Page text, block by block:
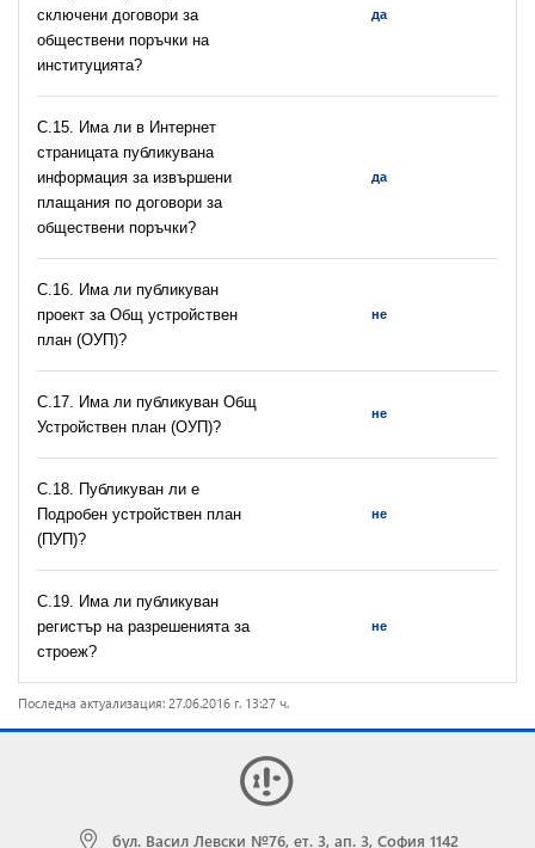
сключени договори за
обществени поръчки на
институцията?
да
С.15. Има ли в Интернет
страницата публикувана
информация за извършени
плащания по договори за
обществени поръчки?
да
С.16. Има ли публикуван
проект за Общ устройствен
план (ОУП)?
не
С.17. Има ли публикуван Общ
Устройствен план (ОУП)?
не
С.18. Публикуван ли е
Подробен устройствен план
(ПУП)?
не
С.19. Има ли публикуван
регистър на разрешeнията за
строеж?
не
Последна актуализация: 27.06.2016 г. 13:27 ч.
бул. Васил Левски №76, ет. 3, ап. 3, София 1142